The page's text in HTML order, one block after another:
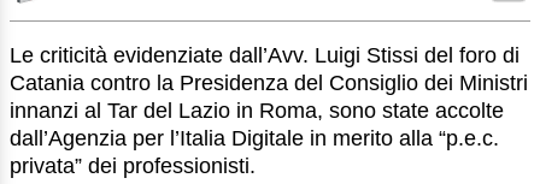
Le criticità evidenziate dall’Avv. Luigi Stissi del foro di
Catania contro la Presidenza del Consiglio dei Ministri
innanzi al Tar del Lazio in Roma, sono state accolte
dall’Agenzia per l’Italia Digitale in merito alla “p.e.c.
privata” dei professionisti.